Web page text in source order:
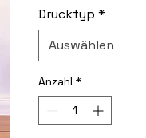
Drucktyp *
Auswählen
Anzahl *